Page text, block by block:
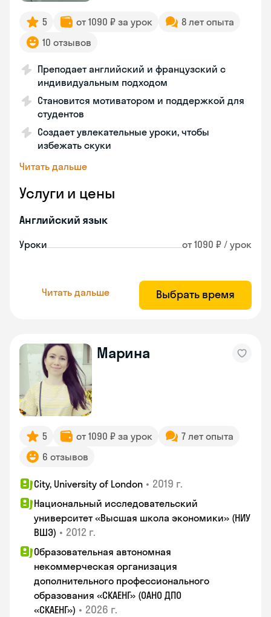
5 от 1090 ₽ за урок
8 лет опыта
10 отзывов
Преподает английский и французский с
индивидуальным подходом
Становится мотиватором и поддержкой для
студентов
Создает увлекательные уроки, чтобы
избежать скуки
Читать дальше
Услуги и цены
Английский язык
Уроки от 1090 ₽ / урок
Читать дальше Выбрать время
Марина
5 от 1090 ₽ за урок
7 лет опыта
6 отзывов
City, University of London • 2019 г.
Национальный исследовательский
университет «Высшая школа экономики» (НИУ
ВШЭ) • 2012 г.
Образовательная автономная
некоммерческая организация
дополнительного профессионального
образования «СКАЕНГ» (ОАНО ДПО
«СКАЕНГ») • 2026 г.